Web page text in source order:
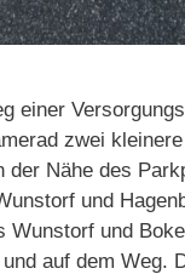
einer
zwei kleinere
der Nähe des
und
Wunstorf und
auf dem Weg.